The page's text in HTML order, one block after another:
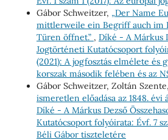
Gábor Schweitzer, „Der Name
mittlerweile ein Begriff auch im
Türen öffnet.” , Díké - A Márkus
Jogtörténeti Kutatócsoport
(2021): A jogfosztás elmélete és
korszak második felében és az
Gábor Schweitzer, Zoltán Szente,
ismeretlen előadása az 1848.
Díké - A Márkus Dezső
Kutatócsoport folyóirata: Évf. 7
Béli Gábor tiszteletére